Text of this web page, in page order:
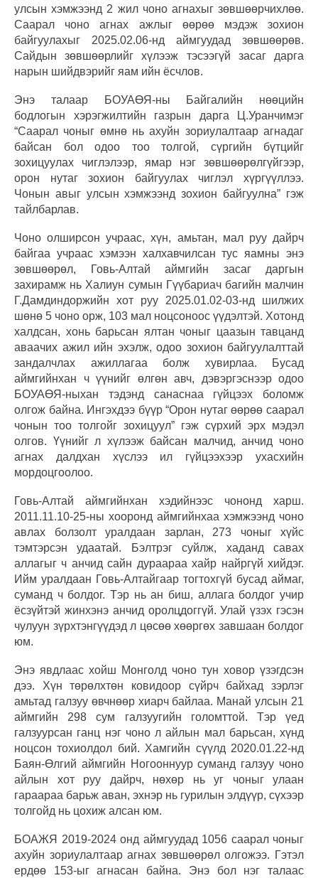
улсын хэмжээнд 2 жил чоно агнахыг зөвшөөрчихлөө.
Саарал чоно агнах ажлыг өөрөө мэдэж зохион
байгуулахыг 2025.02.06-нд аймгуудад зөвшөөрөв.
Сайдын зөвшөөрлийг хүлээж тэсээгүй засаг дарга
нарын шийдвэрийг яам ийн ёсчлов.
Энэ талаар БОУАӨЯ-ны Байгалийн нөөцийн
бодлогын хэрэгжилтийн газрын дарга Ц.Уранчимэг
“Саарал чоныг өмнө нь ахуйн зориулалтаар агнадаг
байсан бол одоо тоо толгой, сүргийн бүтцийг
зохицуулах чиглэлээр, ямар нэг зөвшөөрөлгүйгээр,
орон нутаг зохион байгуулах чиглэл хүргүүллээ.
Чонын авыг улсын хэмжээнд зохион байгуулна” гэж
тайлбарлав.
Чоно олширсон учраас, хүн, амьтан, мал руу дайрч
байгаа учраас хэмээн халхавчилсан тус яамны энэ
зөвшөөрөл, Говь-Алтай аймгийн засаг даргын
захирамж нь Халиун сумын Гүүбариач багийн малчин
Г.Дамдиндоржийн хот руу 2025.01.02-03-нд шилжих
шөнө 5 чоно орж, 103 мал ноцсоноос үүдэлтэй. Хотонд
халдсан, хонь барьсан ялтан чоныг цаазын тавцанд
аваачих ажил ийн эхэлж, одоо зохион байгуулалттай
зандалчлах ажиллагаа болж хувирлаа. Бусад
аймгийнхан ч үүнийг өлгөн авч, дэвэргэснээр одоо
БОУАӨЯ-ныхан тэдэнд санаснаа гүйцээх боломж
олгож байна. Ингэхдээ бүүр “Орон нутаг өөрөө саарал
чонын тоо толгойг зохицуул” гэж сүрхий эрх мэдэл
олгов. Үүнийг л хүлээж байсан малчид, анчид чоно
агнах далдхан хүслээ ил гүйцээхээр ухасхийн
мордоцгоолоо.
Говь-Алтай аймгийнхан хэдийнээс чононд харш.
2011.11.10-25-ны хооронд аймгийнхаа хэмжээнд чоно
авлах болзолт уралдаан зарлан, 273 чоныг хүйс
тэмтэрсэн удаатай. Бэлтрэг суйлж, хаданд савах
аллагыг ч анчид сайн дураараа хайр найргүй хийдэг.
Ийм уралдаан Говь-Алтайгаар тогтохгүй бусад аймаг,
суманд ч болдог. Тэр нь ан биш, аллага болдог учир
ёсзүйтэй жинхэнэ анчид оролцдоггүй. Улай үзэх гэсэн
чулуун зүрхтэнгүүдэд л цөсөө хөөргөх завшаан болдог
юм.
Энэ явдлаас хойш Монголд чоно тун ховор үзэгдсэн
дээ. Хүн төрөлхтөн ковидоор сүйрч байхад зэрлэг
амьтад галзуу өвчнөөр хиарч байлаа. Манай улсын 21
аймгийн 298 сум галзуугийн голомттой. Тэр үед
галзуурсан ганц нэг чоно л айлын мал барьсан, хүнд
ноцсон тохиолдол бий. Хамгийн сүүлд 2020.01.22-нд
Баян-Өлгий аймгийн Ногооннуур суманд галзуу чоно
айлын хот руу дайрч, нөхөр нь уг чоныг улаан
гараараа барьж аван, эхнэр нь гурилын элдүүр, сүхээр
толгойд нь цохиж алсан юм.
БОАЖЯ 2019-2024 онд аймгуудад 1056 саарал чоныг
ахуйн зориулалтаар агнах зөвшөөрөл олгожээ. Гэтэл
ердөө 153-ыг агнасан байна. Энэ бол нэг талаас